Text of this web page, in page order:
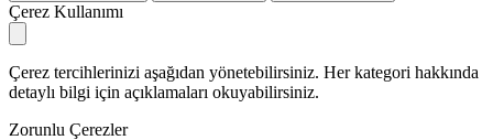
Çerez Kullanımı
Çerez tercihlerinizi aşağıdan yönetebilirsiniz. Her kategori hakkında
detaylı bilgi için açıklamaları okuyabilirsiniz.
Zorunlu Çerezler